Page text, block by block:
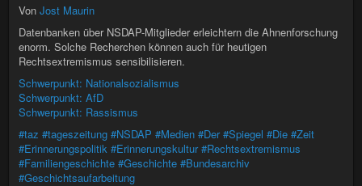
Von Jost Maurin
Datenbanken über NSDAP-Mitglieder erleichtern die Ahnenforschung
enorm. Solche Recherchen können auch für heutigen
Rechtsextremismus sensibilisieren.
Schwerpunkt: Nationalsozialismus
Schwerpunkt: AfD
Schwerpunkt: Rassismus
#taz #tageszeitung #NSDAP #Medien #Der #Spiegel #Die #Zeit
#Erinnerungspolitik #Erinnerungskultur #Rechtsextremismus
#Familiengeschichte #Geschichte #Bundesarchiv
#Geschichtsaufarbeitung